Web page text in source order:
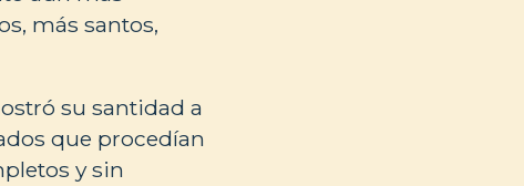
más santos,
su santidad a
que procedían
y sin